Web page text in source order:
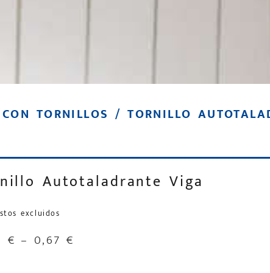
TORNILLOS / TORNILLO
Autotaladrante Viga
excluidos
€ – 0,67 €